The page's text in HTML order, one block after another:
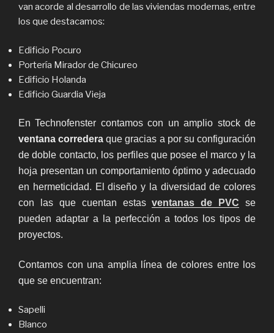
van acorde al desarrollo de las viviendas modernas, entre
los que destacamos:
Edificio Pocuro
Portería Mirador de Chicureo
Edificio Holanda
Edificio Guardia Vieja
En Technofenster contamos con un amplio stock de
ventana corredera que gracias a por su configuración
de doble contacto, los perfiles que posee el marco y la
hoja presentan un comportamiento óptimo y adecuado
en hermeticidad. El diseño y la diversidad de colores
con las que cuentan estasventanas de PVC se
pueden adaptar a la perfección a todos los tipos de
proyectos.
Contamos con una amplia línea de colores entre los
que se encuentran:
Sapelli
Blanco